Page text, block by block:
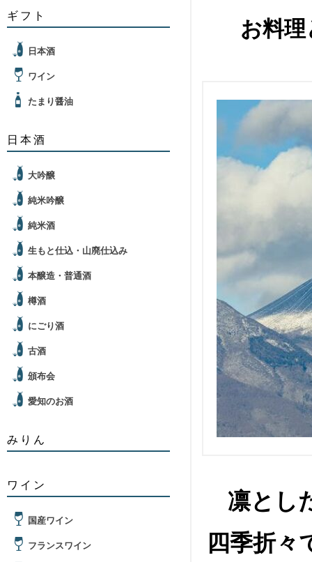
ギフト
日本酒
ワイン
たまり醤油
日本酒
大吟醸
純米吟醸
純米酒
生もと仕込・山廃仕込み
本醸造・普通酒
樽酒
にごり酒
古酒
頒布会
愛知のお酒
みりん
ワイン
国産ワイン
フランスワイン
お料
凛とし
四季折々